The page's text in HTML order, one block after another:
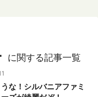
に関する記事一覧
な！シルバニアファミ